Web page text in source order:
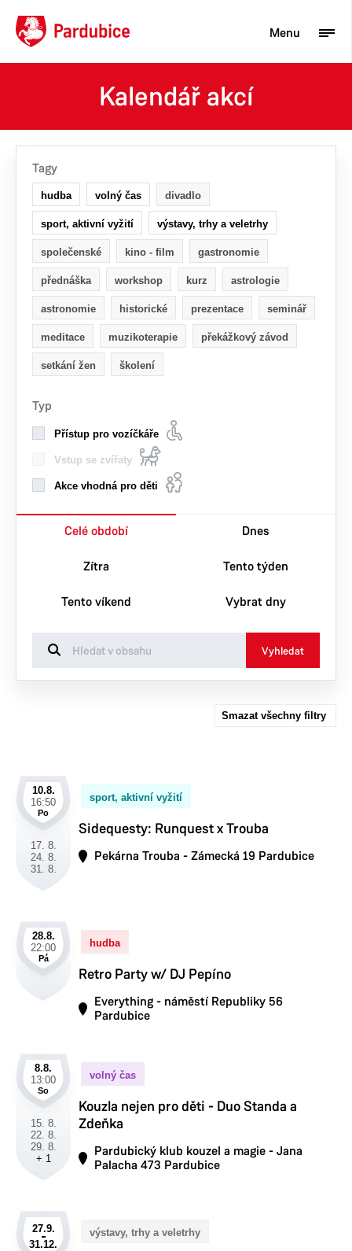
Aktuality
Občan
Podnikatel
Město
Kalendář akcí
Tagy
hudba volný čas divadlo
sport, aktivní vyžití výstavy, trhy a veletrhy
společenské kino - film gastronomie
přednáška workshop kurz astrologie
astronomie historické prezentace seminář
meditace muzikoterapie překážkový závod
setkání žen školení
Typ
Přístup pro vozíčkáře
Vstup se zvířaty
Akce vhodná pro děti
Celé období Dnes
Zítra Tento týden
Tento víkend Vybrat dny
Vyhledat
Smazat všechny filtry
10.8.
16:50
Po
17. 8.
24. 8.
31. 8.
sport, aktivní vyžití
Sidequesty: Runquest x Trouba
Pekárna Trouba - Zámecká 19 Pardubice
28.8.
22:00
Pá
hudba
Retro Party w/ DJ Pepíno
Everything - náměstí Republiky 56
Pardubice
8.8.
13:00
So
15. 8.
22. 8.
29. 8.
+ 1
volný čas
Kouzla nejen pro děti - Duo Standa a
Zdeňka
Pardubický klub kouzel a magie - Jana
Palacha 473 Pardubice
27.9.
31.12.
výstavy, trhy a veletrhy
Menu